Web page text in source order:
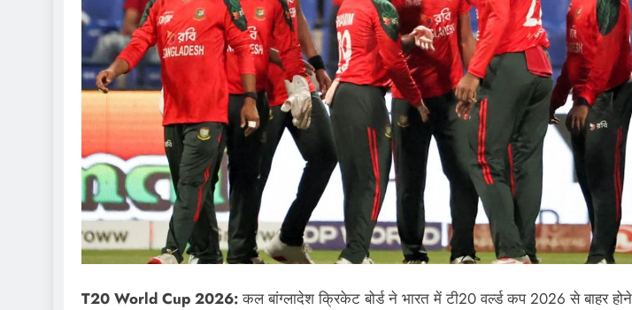
T20 World Cup 2026:कल बांग्लादेश क्रिकेट बोर्ड ने भारत में टी20 वर्ल्ड कप 2026 से बाहर